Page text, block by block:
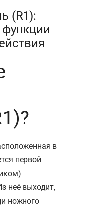
(R1):
в
первой
неё выходит,
ножного